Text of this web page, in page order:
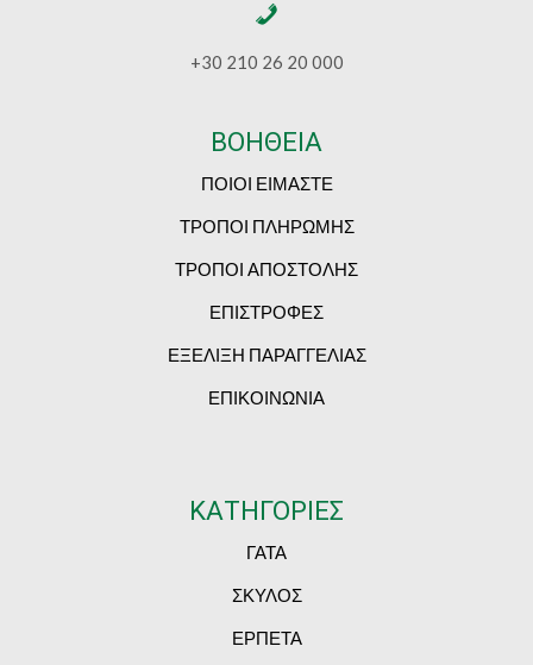
+30 210 26 20 000
ΒΟΗΘΕΙΑ
ΠΟΙΟΙ ΕΙΜΑΣΤΕ
ΤΡΟΠΟΙ ΠΛΗΡΩΜΗΣ
ΤΡΟΠΟΙ ΑΠΟΣΤΟΛΗΣ
ΕΠΙΣΤΡΟΦΕΣ
ΕΞΕΛΙΞΗ ΠΑΡΑΓΓΕΛΙΑΣ
ΕΠΙΚΟΙΝΩΝΙΑ
ΚΑΤΗΓΟΡΙΕΣ
ΓΑΤΑ
ΣΚΥΛΟΣ
ΕΡΠΕΤΑ